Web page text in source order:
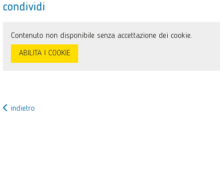
condividi
Contenuto non disponibile senza accettazione dei cookie.
ABILITA I COOKIE
indietro